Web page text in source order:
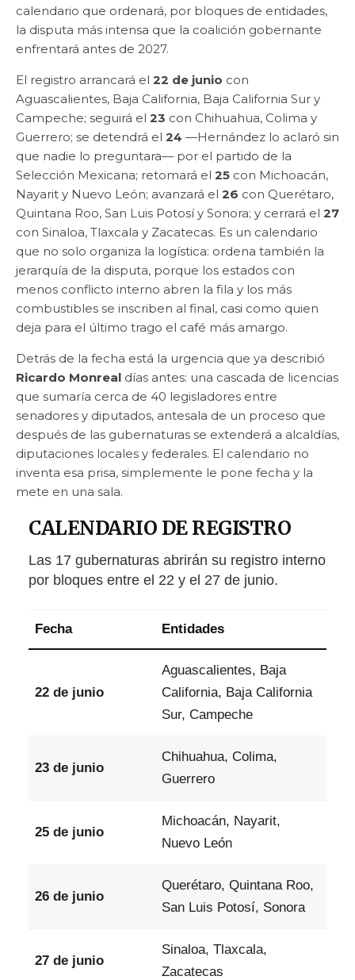
calendario que ordenará, por bloques de entidades,
la disputa más intensa que la coalición gobernante
enfrentará antes de 2027.
El registro arrancará el 22 de junio con
Aguascalientes, Baja California, Baja California Sur y
Campeche; seguirá el 23 con Chihuahua, Colima y
Guerrero; se detendrá el 24 —Hernández lo aclaró sin
que nadie lo preguntara— por el partido de la
Selección Mexicana; retomará el 25 con Michoacán,
Nayarit y Nuevo León; avanzará el 26 con Querétaro,
Quintana Roo, San Luis Potosí y Sonora; y cerrará el 27
con Sinaloa, Tlaxcala y Zacatecas. Es un calendario
que no solo organiza la logística: ordena también la
jerarquía de la disputa, porque los estados con
menos conflicto interno abren la fila y los más
combustibles se inscriben al final, casi como quien
deja para el último trago el café más amargo.
Detrás de la fecha está la urgencia que ya describió
Ricardo Monreal días antes: una cascada de licencias
que sumaría cerca de 40 legisladores entre
senadores y diputados, antesala de un proceso que
después de las gubernaturas se extenderá a alcaldías,
diputaciones locales y federales. El calendario no
inventa esa prisa, simplemente le pone fecha y la
mete en una sala.
CALENDARIO DE REGISTRO
Las 17 gubernaturas abrirán su registro interno
por bloques entre el 22 y el 27 de junio.
Fecha Entidades
22 de junio
Aguascalientes, Baja
California, Baja California
Sur, Campeche
23 de junio
Chihuahua, Colima,
Guerrero
25 de junio
Michoacán, Nayarit,
Nuevo León
26 de junio
Querétaro, Quintana Roo,
San Luis Potosí, Sonora
27 de junio
Sinaloa, Tlaxcala,
Zacatecas